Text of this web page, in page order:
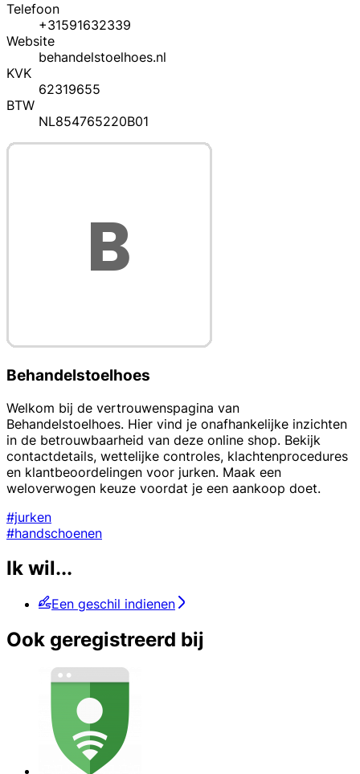
Telefoon
+31591632339
Website
behandelstoelhoes.nl
KVK
62319655
BTW
NL854765220B01
Behandelstoelhoes
Welkom bij de vertrouwenspagina van
Behandelstoelhoes. Hier vind je onafhankelijke inzichten
in de betrouwbaarheid van deze online shop. Bekijk
contactdetails, wettelijke controles, klachtenprocedures
en klantbeoordelingen voor jurken. Maak een
weloverwogen keuze voordat je een aankoop doet.
#jurken
#handschoenen
Ik wil...
Een geschil indienen
Ook geregistreerd bij